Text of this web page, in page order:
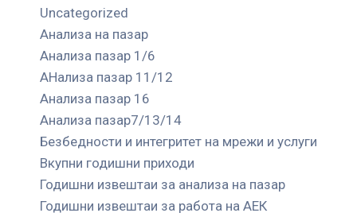
Uncategorized
Анализа на пазар
Анализа пазар 1/6
АНализа пазар 11/12
Анализа пазар 16
Анализа пазар7/13/14
Безбедности и интегритет на мрежи и услуги
Вкупни годишни приходи
Годишни извештаи за анализа на пазар
Годишни извештаи за работа на АЕК